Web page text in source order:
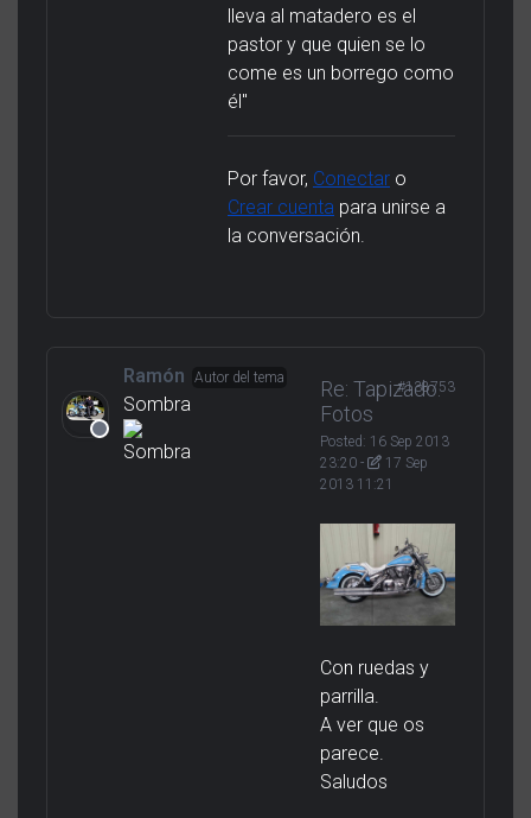
lleva al matadero es el
pastor y que quien se lo
come es un borrego como
él"
Por favor, Conectar o
Crear cuenta para unirse a
la conversación.
Ramón Autor del tema
Sombra
Re: Tapizado.
Fotos
Posted: 16 Sep 2013
23:20 -
17 Sep
2013 11:21
#138753
Con ruedas y
parrilla.
A ver que os
parece.
Saludos